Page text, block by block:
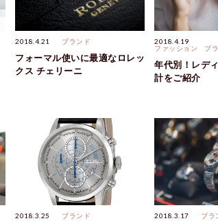
2018.4.21 ブランド
フォーマル使いに最適なロレッ
クス チェリーニ
2018.4.19
ファッション
ブ
年代別！レデ
計をご紹介
2018.3.25 ブランド 2018.3.17 ブラ